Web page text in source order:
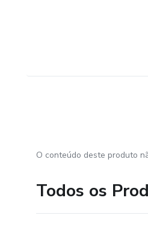
O conteúdo deste produto
Todos os